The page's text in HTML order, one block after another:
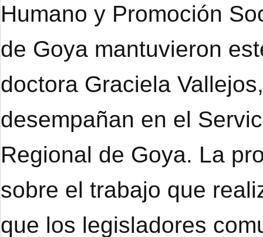
Humano y Promoción
de Goya mantuvieron
doctora Graciela
desempañan en el
Regional de Goya. La
sobre el trabajo que
que los legisladores